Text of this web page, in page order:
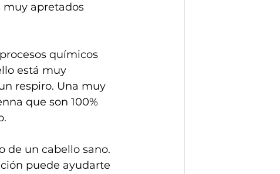
muy apretados
químicos
está muy
respiro. Una muy
que son 100%
de un cabello sano.
puede ayudarte